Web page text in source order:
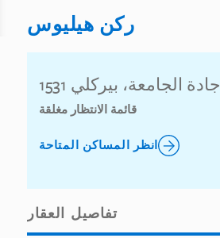
ركن هيليوس
1531 جادة الجامعة، بيركلي
قائمة الانتظار مغلقة
انظر المساكن المتاحة
تفاصيل العقار